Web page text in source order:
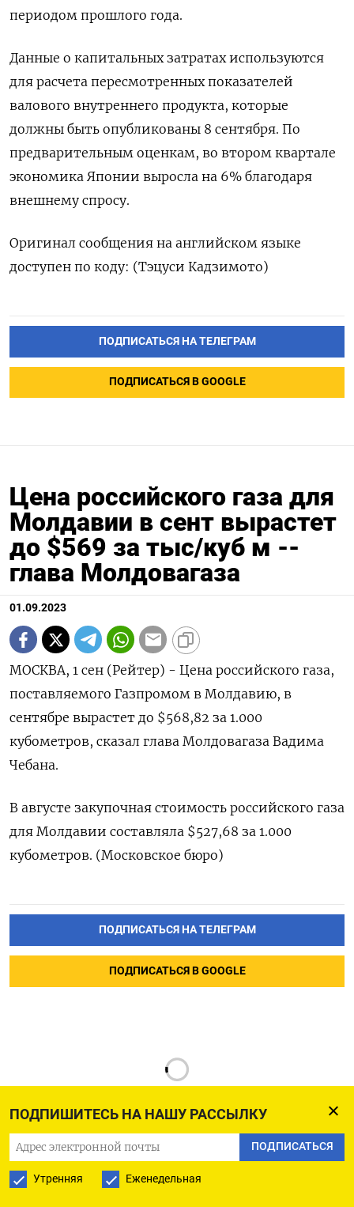
ПОДПИШИТЕСЬ НА НАШУ РАССЫЛКУ
ПОДПИСАТЬСЯ
Утренняя Еженедельная
периодом прошлого года.
Данные о капитальных затратах используются
для расчета пересмотренных показателей
валового внутреннего продукта, которые
должны быть опубликованы 8 сентября. По
предварительным оценкам, во втором квартале
экономика Японии выросла на 6% благодаря
внешнему спросу.
Оригинал сообщения на английском языке
доступен по коду: (Тэцуси Кадзимото)
ПОДПИСАТЬСЯ НА ТЕЛЕГРАМ
ПОДПИСАТЬСЯ В GOOGLE
Цена российского газа для
Молдавии в сент вырастет
до $569 за тыс/куб м --
глава Молдовагаза
01.09.2023
МОСКВА, 1 сен (Рейтер) - Цена российского газа,
поставляемого Газпромом в Молдавию, в
сентябре вырастет до $568,82 за 1.000
кубометров, сказал глава Молдовагаза Вадима
Чебана.
В августе закупочная стоимость российского газа
для Молдавии составляла $527,68 за 1.000
кубометров. (Московское бюро)
ПОДПИСАТЬСЯ НА ТЕЛЕГРАМ
ПОДПИСАТЬСЯ В GOOGLE